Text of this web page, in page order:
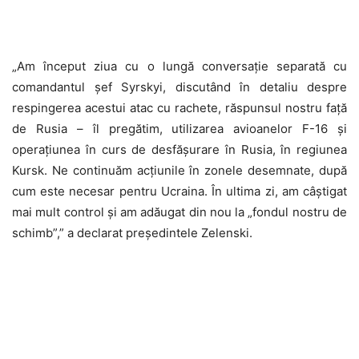
„Am început ziua cu o lungă conversație separată cu
comandantul șef Syrskyi, discutând în detaliu despre
respingerea acestui atac cu rachete, răspunsul nostru față
de Rusia – îl pregătim, utilizarea avioanelor F-16 și
operațiunea în curs de desfășurare în Rusia, în regiunea
Kursk. Ne continuăm acțiunile în zonele desemnate, după
cum este necesar pentru Ucraina. În ultima zi, am câștigat
mai mult control și am adăugat din nou la „fondul nostru de
schimb”,” a declarat președintele Zelenski.